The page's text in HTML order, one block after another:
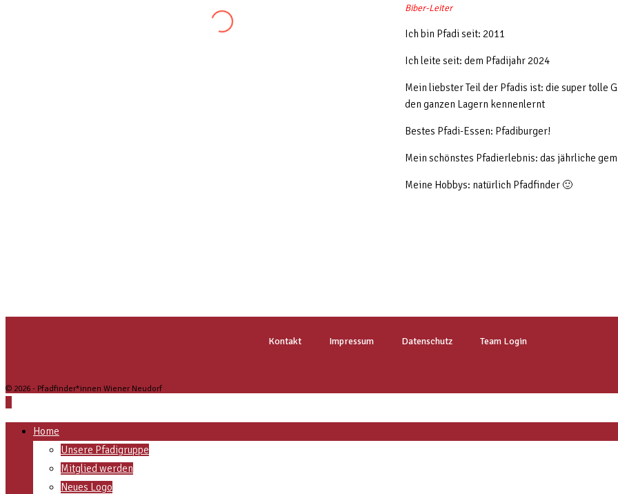
Biber-Leiter
Ich bin Pfadi seit: 2011
Ich leite seit: dem Pfadijahr 2024
Mein liebster Teil der Pfadis ist: die super tolle
den ganzen Lagern kennenlernt
Bestes Pfadi-Essen: Pfadiburger!
Mein schönstes Pfadierlebnis: das jährliche
Meine Hobbys: natürlich Pfadfinder 🙂
Kontakt Impressum Datenschutz Team Login
© 2026 - Pfadfinder*innen Wiener Neudorf
Home
Unsere Pfadigruppe
Mitglied werden
Neues Logo